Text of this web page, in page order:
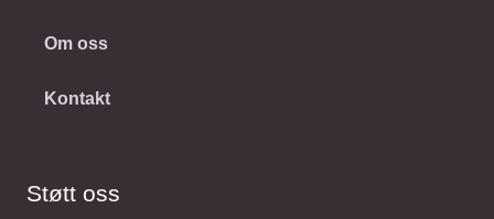
Om oss
Kontakt
Støtt oss